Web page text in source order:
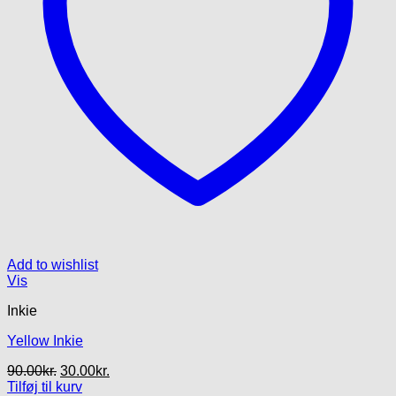
Add to wishlist
Vis
Inkie
Yellow Inkie
90.00kr. Den
oprindelige
30.00kr.
Tilføj til kurv